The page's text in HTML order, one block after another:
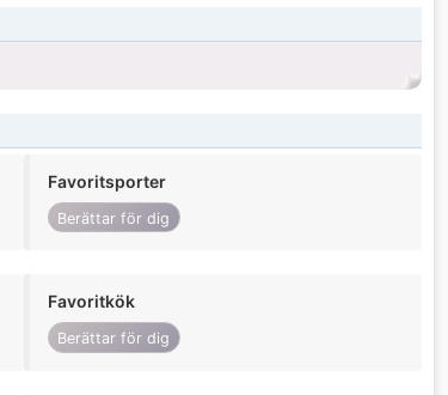
Favoritsporter
Berättar för dig
Favoritkök
Berättar för dig